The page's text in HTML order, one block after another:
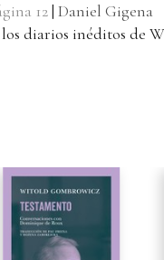
12| Daniel Gigena
diarios inéditos de